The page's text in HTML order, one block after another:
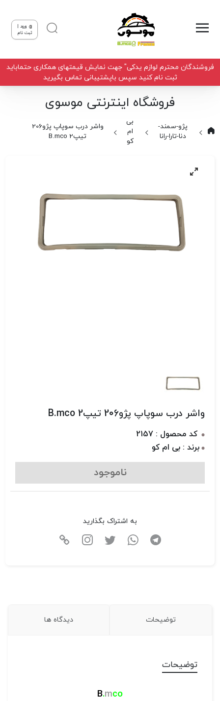
ورود |
ثبت نام
فروشندگان محترم لوازم یدکی" جهت نمایش قیمتهای همکاری حتماباید
ثبت نام کنید سپس باپشتیبانی تماس بگیرید
فروشگاه اینترنتی موسوی
پژو-سمند-
دنا-تارا-رانا
بی
ام
کو
واشر درب سوپاپ پژو206
تیپ2 B.mco
واشر درب سوپاپ پژو206 تیپ2 B.mco
کد محصول : 2157
برند : بی ام کو
ناموجود
به اشتراک بگذارید
توضیحات دیدگاه ها
توضیحات
B.mco